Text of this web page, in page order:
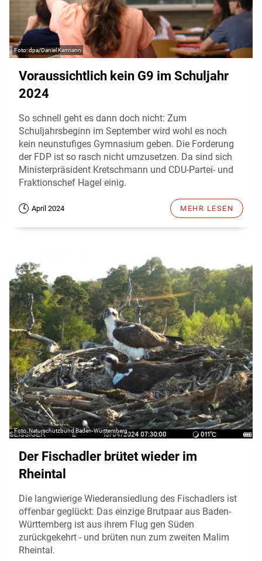
dpa/Daniel Karmann
Voraussichtlich kein G9 im Schuljahr
2024
So schnell geht es dann doch nicht: Zum
Schuljahrsbeginn im September wird wohl es noch
kein neunstufiges Gymnasium geben. Die Forderung
der FDP ist so rasch nicht umzusetzen. Da sind sich
Ministerpräsident Kretschmann und CDU-Partei- und
Fraktionschef Hagel einig.
April 2024 MEHR LESEN
Naturschutzbund Baden-Württemberg
Der Fischadler brütet wieder im
Rheintal
Die langwierige Wiederansiedlung des Fischadlers ist
offenbar geglückt: Das einzige Brutpaar aus Baden-
Württemberg ist aus ihrem Flug gen Süden
zurückgekehrt - und brüten nun zum zweiten Malim
Rheintal.